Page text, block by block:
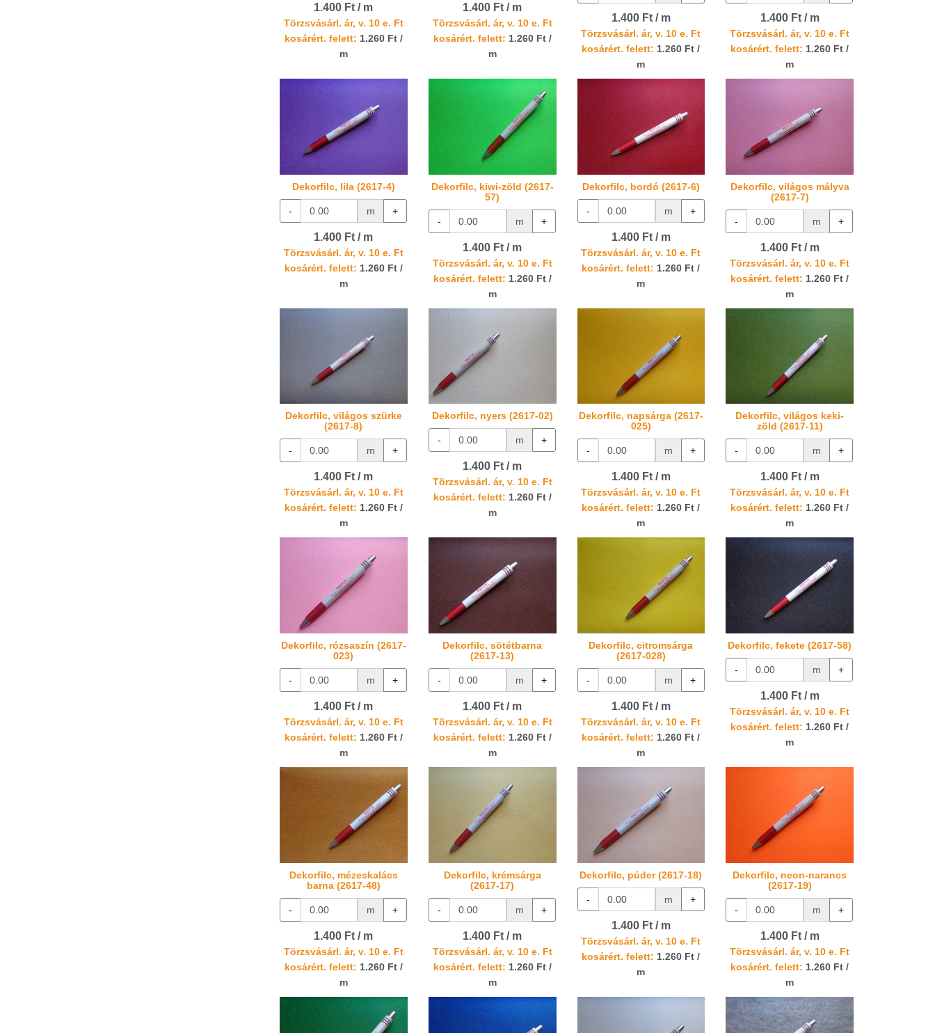
1.400 Ft / m
Törzsvásárl. ár, v. 10 e. Ft
kosárért. felett: 1.260 Ft /
m
1.400 Ft / m
Törzsvásárl. ár, v. 10 e. Ft
kosárért. felett: 1.260 Ft /
m
1.400 Ft / m
Törzsvásárl. ár, v. 10 e. Ft
kosárért. felett: 1.260 Ft /
m
1.400 Ft / m
Törzsvásárl. ár, v. 10 e. Ft
kosárért. felett: 1.260 Ft /
m
Dekorfilc, lila (2617-4)
- m +
1.400 Ft / m
Törzsvásárl. ár, v. 10 e. Ft
kosárért. felett: 1.260 Ft /
m
Dekorfilc, kiwi-zöld (2617-
57)
- m +
1.400 Ft / m
Törzsvásárl. ár, v. 10 e. Ft
kosárért. felett: 1.260 Ft /
m
Dekorfilc, bordó (2617-6)
- m +
1.400 Ft / m
Törzsvásárl. ár, v. 10 e. Ft
kosárért. felett: 1.260 Ft /
m
Dekorfilc, világos mályva
(2617-7)
- m +
1.400 Ft / m
Törzsvásárl. ár, v. 10 e. Ft
kosárért. felett: 1.260 Ft /
m
Dekorfilc, világos szürke
(2617-8)
- m +
1.400 Ft / m
Törzsvásárl. ár, v. 10 e. Ft
kosárért. felett: 1.260 Ft /
m
Dekorfilc, nyers (2617-02)
- m +
1.400 Ft / m
Törzsvásárl. ár, v. 10 e. Ft
kosárért. felett: 1.260 Ft /
m
Dekorfilc, napsárga (2617-
025)
- m +
1.400 Ft / m
Törzsvásárl. ár, v. 10 e. Ft
kosárért. felett: 1.260 Ft /
m
Dekorfilc, világos keki-
zöld (2617-11)
- m +
1.400 Ft / m
Törzsvásárl. ár, v. 10 e. Ft
kosárért. felett: 1.260 Ft /
m
Dekorfilc, rózsaszín (2617-
023)
- m +
1.400 Ft / m
Törzsvásárl. ár, v. 10 e. Ft
kosárért. felett: 1.260 Ft /
m
Dekorfilc, sötétbarna
(2617-13)
- m +
1.400 Ft / m
Törzsvásárl. ár, v. 10 e. Ft
kosárért. felett: 1.260 Ft /
m
Dekorfilc, citromsárga
(2617-028)
- m +
1.400 Ft / m
Törzsvásárl. ár, v. 10 e. Ft
kosárért. felett: 1.260 Ft /
m
Dekorfilc, fekete (2617-58)
- m +
1.400 Ft / m
Törzsvásárl. ár, v. 10 e. Ft
kosárért. felett: 1.260 Ft /
m
Dekorfilc, mézeskalács
barna (2617-48)
- m +
1.400 Ft / m
Törzsvásárl. ár, v. 10 e. Ft
kosárért. felett: 1.260 Ft /
m
Dekorfilc, krémsárga
(2617-17)
- m +
1.400 Ft / m
Törzsvásárl. ár, v. 10 e. Ft
kosárért. felett: 1.260 Ft /
m
Dekorfilc, púder (2617-18)
- m +
1.400 Ft / m
Törzsvásárl. ár, v. 10 e. Ft
kosárért. felett: 1.260 Ft /
m
Dekorfilc, neon-narancs
(2617-19)
- m +
1.400 Ft / m
Törzsvásárl. ár, v. 10 e. Ft
kosárért. felett: 1.260 Ft /
m